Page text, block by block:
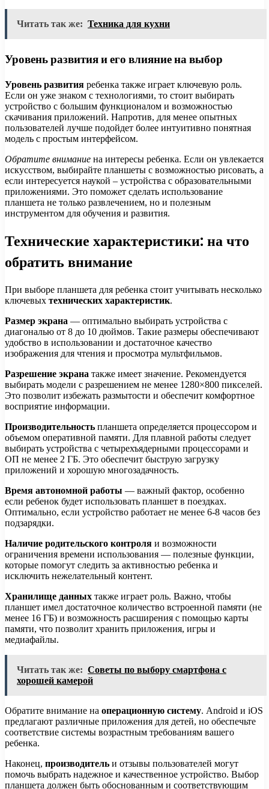
Читать так же: Техника для кухни
Уровень развития и его влияние на выбор
Уровень развития ребенка также играет ключевую роль.
Если он уже знаком с технологиями, то стоит выбирать
устройство с большим функционалом и возможностью
скачивания приложений. Напротив, для менее опытных
пользователей лучше подойдет более интуитивно понятная
модель с простым интерфейсом.
Обратите внимание на интересы ребенка. Если он увлекается
искусством, выбирайте планшеты с возможностью рисовать, а
если интересуется наукой – устройства с образовательными
приложениями. Это поможет сделать использование
планшета не только развлечением, но и полезным
инструментом для обучения и развития.
Технические характеристики: на что
обратить внимание
При выборе планшета для ребенка стоит учитывать несколько
ключевых технических характеристик.
Размер экрана — оптимально выбирать устройства с
диагональю от 8 до 10 дюймов. Такие размеры обеспечивают
удобство в использовании и достаточное качество
изображения для чтения и просмотра мультфильмов.
Разрешение экрана также имеет значение. Рекомендуется
выбирать модели с разрешением не менее 1280×800 пикселей.
Это позволит избежать размытости и обеспечит комфортное
восприятие информации.
Производительность планшета определяется процессором и
объемом оперативной памяти. Для плавной работы следует
выбирать устройства с четырехъядерными процессорами и
OП не менее 2 ГБ. Это обеспечит быструю загрузку
приложений и хорошую многозадачность.
Время автономной работы — важный фактор, особенно
если ребенок будет использовать планшет в поездках.
Оптимально, если устройство работает не менее 6-8 часов без
подзарядки.
Наличие родительского контроля и возможности
ограничения времени использования — полезные функции,
которые помогут следить за активностью ребенка и
исключить нежелательный контент.
Хранилище данных также играет роль. Важно, чтобы
планшет имел достаточное количество встроенной памяти (не
менее 16 ГБ) и возможность расширения с помощью карты
памяти, что позволит хранить приложения, игры и
медиафайлы.
Читать так же: Советы по выбору смартфона с
хорошей камерой
Обратите внимание на операционную систему. Android и iOS
предлагают различные приложения для детей, но обеспечьте
соответствие системы возрастным требованиям вашего
ребенка.
Наконец, производитель и отзывы пользователей могут
помочь выбрать надежное и качественное устройство. Выбор
планшета должен быть обоснованным и соответствующим